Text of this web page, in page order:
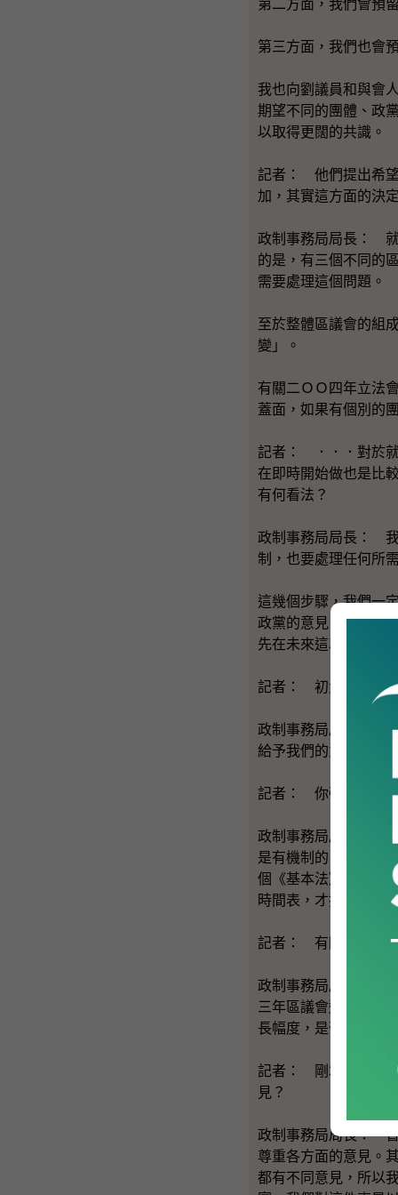
第二方面，我們會預
第三方面，我們也會
我也向劉議員和與會
期望不同的團體、政
以取得更闊的共識。
記者： 他們提出希望
加，其實這方面的決
政制事務局局長： 就
的是，有三個不同的
需要處理這個問題。
至於整體區議會的組
變」。
有關二ＯＯ四年立法
蓋面，如果有個別的
記者： ．．．對於就
在即時開始做也是比
有何看法？
政制事務局局長： 我
制，也要處理任何所
這幾個步驟，我們一
政黨的意見，因為二
先在未來這段日子聽
記者： 初步有沒有
政制事務局局長： 我
給予我們的意見都是
記者： 你強調在《
政制事務局局長： 不
是有機制的。在立法
個《基本法》的機制
時間表，才推前這份
記者： 有關區議會委
政制事務局局長： 我
三年區議會選舉後才
長幅度，是否有需要
記者： 剛才劉議員說
見？
政制事務局局長： 香
尊重各方面的意見。
都有不同意見，所以